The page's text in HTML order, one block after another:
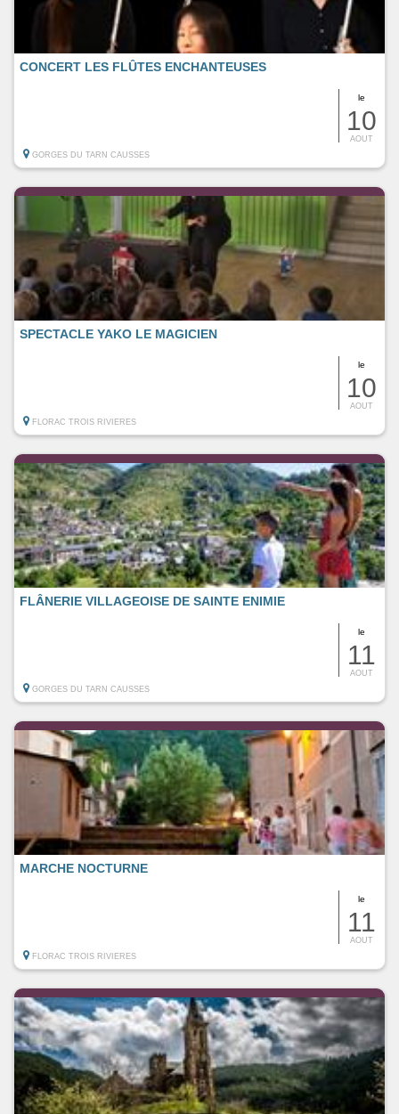
le
10
AOUT
CONCERT LES FLÛTES ENCHANTEUSES
GORGES DU TARN CAUSSES
le
10
AOUT
SPECTACLE YAKO LE MAGICIEN
FLORAC TROIS RIVIERES
le
11
AOUT
FLÂNERIE VILLAGEOISE DE SAINTE ENIMIE
GORGES DU TARN CAUSSES
le
11
AOUT
MARCHE NOCTURNE
FLORAC TROIS RIVIERES